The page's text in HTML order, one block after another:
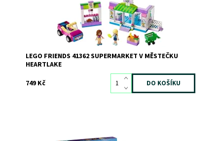
LEGO FRIENDS 41362 SUPERMARKET V MĚSTEČKU
HEARTLAKE
749 Kč